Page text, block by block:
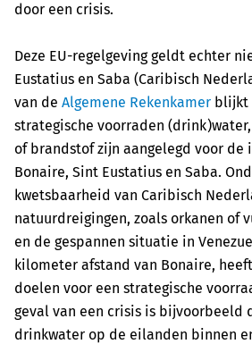
door een crisis.
Deze EU-regelgeving geldt echter
Eustatius en Saba (Caribisch
van de Algemene Rekenkamer blijkt
strategische voorraden
of brandstof zijn aangelegd voor de
Bonaire, Sint Eustatius en Saba.
kwetsbaarheid van Caribisch
natuurdreigingen, zoals orkanen of
en de gespannen situatie in
kilometer afstand van Bonaire,
doelen voor een strategische
geval van een crisis is bijvoorbeeld
drinkwater op de eilanden binnen